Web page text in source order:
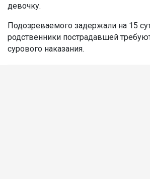
девочку.
Подозреваемого задержали на 15
родственники пострадавшей
сурового наказания.